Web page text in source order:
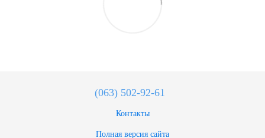
(063) 502-92-61
Контакты
Полная версия сайта